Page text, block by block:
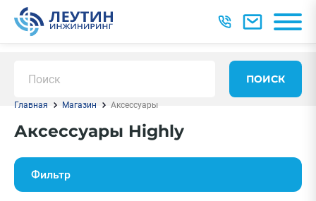
ПОИСК
Главная Магазин Аксессуары
Аксессуары Highly
Фильтр